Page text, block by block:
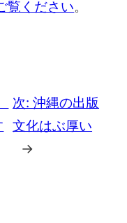
覧ください。
次:沖縄の出版
文化はぶ厚い
→